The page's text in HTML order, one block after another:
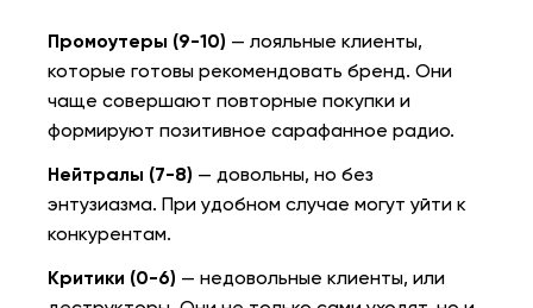
Промоутеры (9-10) — лояльные клиенты,
которые готовы рекомендовать бренд. Они
чаще совершают повторные покупки и
формируют позитивное сарафанное радио.
Нейтралы (7-8) — довольны, но без
энтузиазма. При удобном случае могут уйти к
конкурентам.
Критики (0-6) — недовольные клиенты, или